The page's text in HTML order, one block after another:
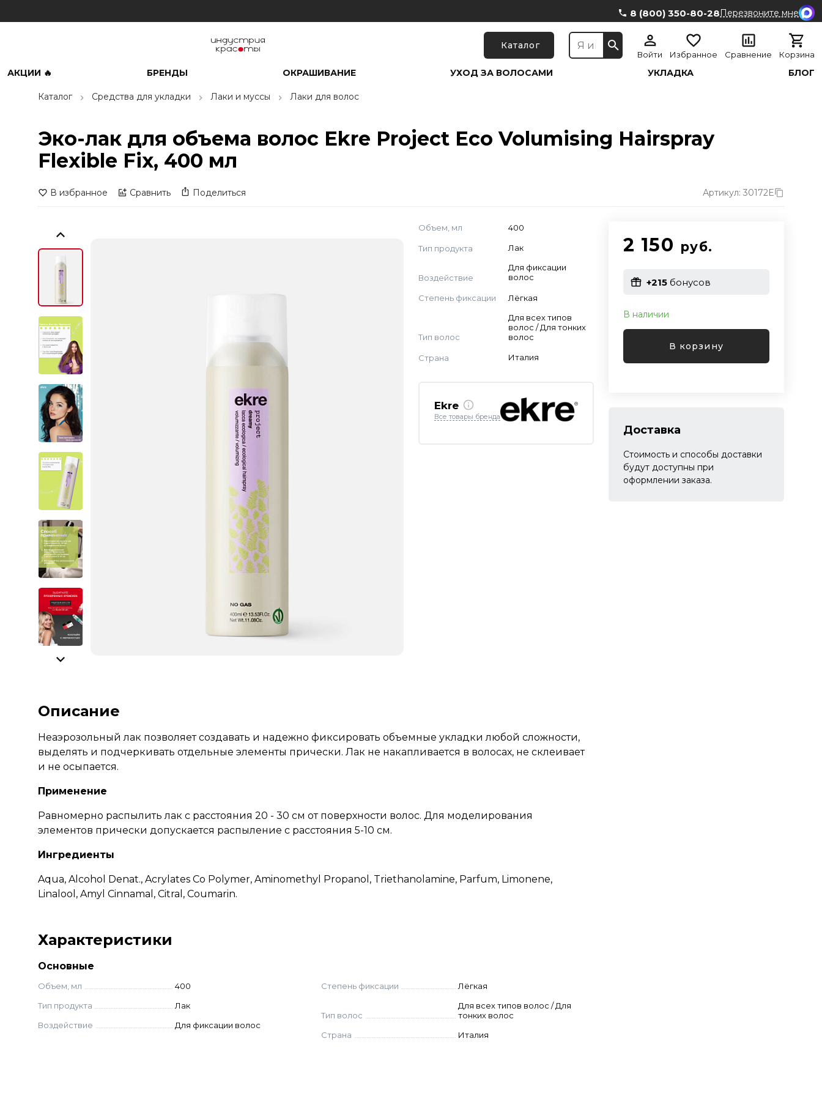
8 (800) 350-80-28Перезвоните мне
Каталог
Войти Избранное Сравнение Корзина
АКЦИИ 🔥 БРЕНДЫ ОКРАШИВАНИЕ УХОД ЗА ВОЛОСАМИ УКЛАДКА БЛОГ
Каталог Средства для укладки Лаки и муссы Лаки для волос
Эко-лак для объема волос Ekre Project Eco Volumising Hairspray
Flexible Fix, 400 мл
В избранное Сравнить Поделиться Артикул: 30172E
Объем, мл 400
Тип продукта Лак
Воздействие
Для фиксации
волос
Степень фиксации Лёгкая
Тип волос
Для всех типов
волос / Для тонких
волос
Страна Италия
Ekre
Все товары бренда
2 150 руб.
+215бонусов
В наличии
В корзину
Доставка
Стоимость и способы доставки
будут доступны при
оформлении заказа.
Описание
Неаэрозольный лак позволяет создавать и надежно фиксировать объемные укладки любой сложности,
выделять и подчеркивать отдельные элементы прически. Лак не накапливается в волосах, не склеивает
и не осыпается.
Применение
Равномерно распылить лак с расстояния 20 - 30 см от поверхности волос. Для моделирования
элементов прически допускается распыление с расстояния 5-10 см.
Ингредиенты
Aqua, Alcohol Denat., Acrylates Co Polymer, Aminomethyl Propanol, Triethanolamine, Parfum, Limonene,
Linalool, Amyl Cinnamal, Citral, Coumarin.
Характеристики
Основные
Объем, мл
400
Тип продукта
Лак
Воздействие
Для фиксации волос
Степень фиксации Лёгкая
Тип волос
Для всех типов волос / Для
тонких волос
Страна
Италия